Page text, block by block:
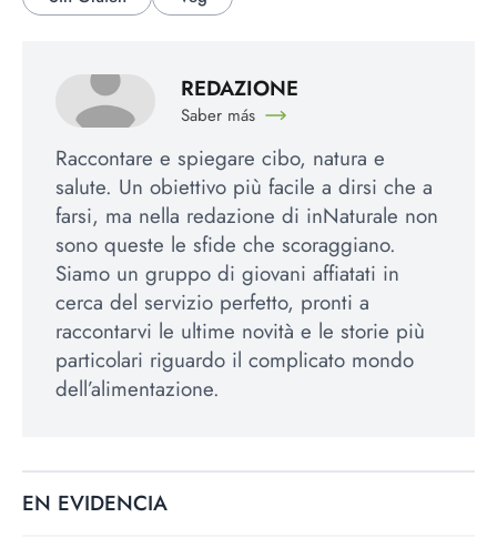
REDAZIONE
Saber más
Raccontare e spiegare cibo, natura e
salute. Un obiettivo più facile a dirsi che a
farsi, ma nella redazione di inNaturale non
sono queste le sfide che scoraggiano.
Siamo un gruppo di giovani affiatati in
cerca del servizio perfetto, pronti a
raccontarvi le ultime novità e le storie più
particolari riguardo il complicato mondo
dell’alimentazione.
EN EVIDENCIA